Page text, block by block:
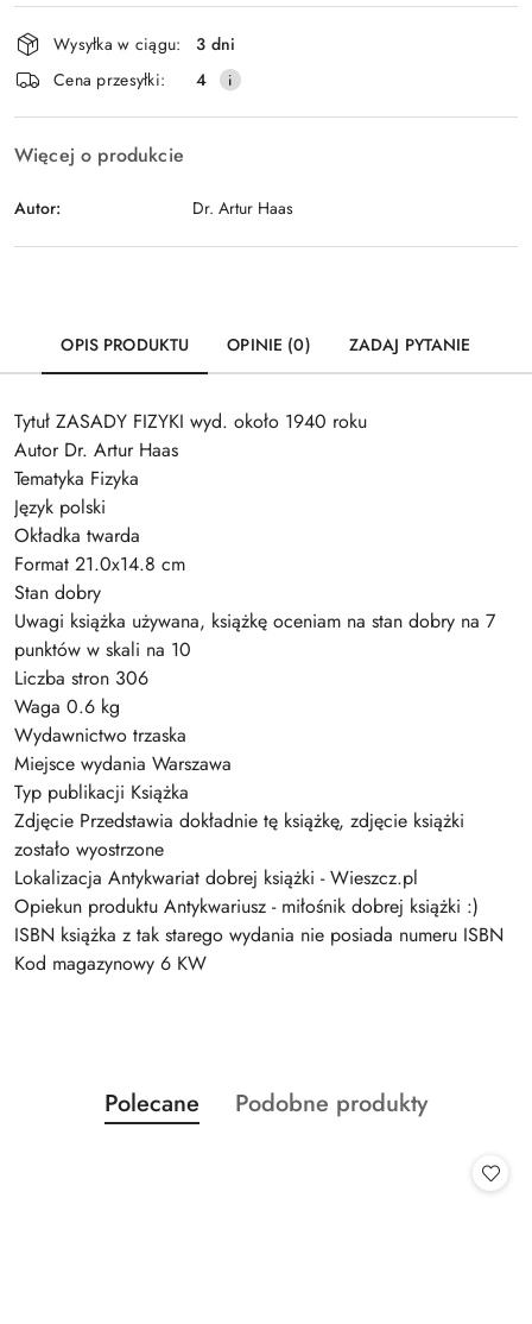
Wyślij
Dostępność
i
dostawa
Wysyłka w ciągu:
3 dni
Cena przesyłki:
4
Więcej o produkcie
Autor: Dr. Artur Haas
OPIS PRODUKTU OPINIE (0) ZADAJ PYTANIE
Tytuł ZASADY FIZYKI wyd. około 1940 roku
Autor Dr. Artur Haas
Tematyka Fizyka
Język polski
Okładka twarda
Format 21.0x14.8 cm
Stan dobry
Uwagi książka używana, książkę oceniam na stan dobry na 7
punktów w skali na 10
Liczba stron 306
Waga 0.6 kg
Wydawnictwo trzaska
Miejsce wydania Warszawa
Typ publikacji Książka
Zdjęcie Przedstawia dokładnie tę książkę, zdjęcie książki
zostało wyostrzone
Lokalizacja Antykwariat dobrej książki - Wieszcz.pl
Opiekun produktu Antykwariusz - miłośnik dobrej książki :)
ISBN książka z tak starego wydania nie posiada numeru ISBN
Kod magazynowy 6 KW
Pomiń karuzelę produktów
Produkty
o
Polecane
Produkty
Podobne produkty